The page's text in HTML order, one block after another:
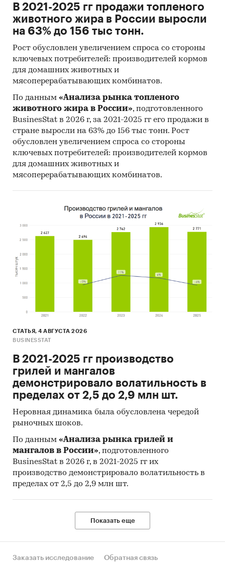
2021-2025
Инфляция на товар в ФО в сравнении с
общей инфляцией за год. Данные за
актуальный месяц к предыдущему году,
2021-2025
Цены на товар в регионах ФО. Указаны
регионы с максимальной и минимальной
ценой в актуальный период, а также
средняя цена, медианная цена.
Исследование построено на основе данных
официальной статистики по cредним
потребительским ценам (тарифам) на товары и
услуги и индексам потребительских цен,
представленных в Единой межведомственной
информационно-статистической
Согласно методологии Росстат средняя
потребительская цена (тариф) – это средняя
представитель, зарегистрированная в
различных организациях торговли и сферы
услуг.
Индекс потребительских цен на товары и
услуги (ИПЦ) измеряет отношение стоимости
ценах текущего периода к его стоимости в
характеризует изменение во времени общего
уровня цен на товары и услуги, приобретаемые
населением для непроизводственного
потребления.
Исходной информацией для расчета ИПЦ
являются данные регистрации цен на
конкретные товары и услуги. На их основе
определяются средние сопоставимые цены
отчетного и предыдущего периодов.
Сопоставимой считается цена,
зарегистрированная в одной и той же
организации торговли (сферы услуг) на один и
тот же или аналогичный по качеству товар
Сбор данных по cредним потребительским
ценам (тарифам) на товары и услуги и ИПЦ
В 2021-2025 гг продажи топленого
животного жира в России выросли
на 63% до 156 тыс тонн.
Рост обусловлен увеличением спроса со стороны
ключевых потребителей: производителей кормов
для домашних животных и
мясоперерабатывающих комбинатов.
По данным «Анализа рынка топленого
животного жира в России», подготовленного
BusinesStat в 2026 г, за 2021-2025 гг его продажи в
стране выросли на 63% до 156 тыс тонн. Рост
обусловлен увеличением спроса со стороны
ключевых потребителей: производителей кормов
для домашних животных и
мясоперерабатывающих комбинатов.
СТАТЬЯ, 4 АВГУСТА 2026
BUSINESSTAT
В 2021-2025 гг производство
грилей и мангалов
демонстрировало волатильность в
пределах от 2,5 до 2,9 млн шт.
Неровная динамика была обусловлена чередой
рыночных шоков.
По данным «Анализа рынка грилей и
мангалов в России», подготовленного
BusinesStat в 2026 г, в 2021-2025 гг их
производство демонстрировало волатильность в
пределах от 2,5 до 2,9 млн шт.
Показать еще
Заказать исследование Обратная связь